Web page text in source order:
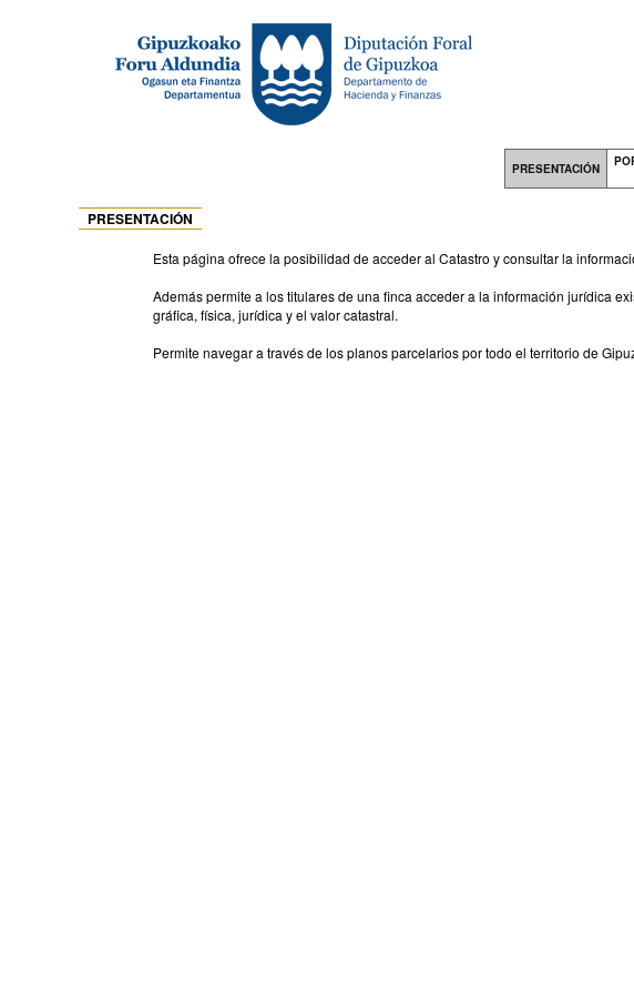
PRESENTACIÓN
PRESENTACIÓN
Esta página ofrece la posibilidad de acceder al Catastro y consultar la
Además permite a los titulares de una finca acceder a la información jurídica
gráfica, física, jurídica y el valor catastral.
Permite navegar a través de los planos parcelarios por todo el territorio de